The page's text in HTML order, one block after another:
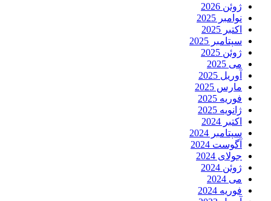
ژوئن 2026
نوامبر 2025
اکتبر 2025
سپتامبر 2025
ژوئن 2025
می 2025
آوریل 2025
مارس 2025
فوریه 2025
ژانویه 2025
اکتبر 2024
سپتامبر 2024
آگوست 2024
جولای 2024
ژوئن 2024
می 2024
فوریه 2024